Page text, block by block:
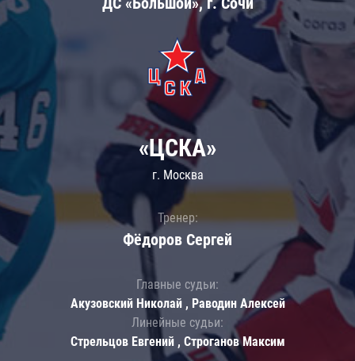
«ЦСКА»
г. Москва
Тренер:
Фёдоров Сергей
Главные судьи:
Акузовский Николай , Раводин Алексей
Линейные судьи:
Стрельцов Евгений , Строганов Максим